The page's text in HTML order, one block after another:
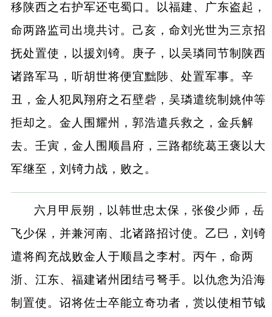
移陕西之右护军还屯蜀口。以福建、广东盗起，
命两路监司出境共讨。己亥，命刘光世为三京招
抚处置使，以援刘锜。庚子，以吴璘同节制陕西
诸路军马，听胡世将便宜黜陟、处置军事。辛
丑，金人犯凤翔府之石壁砦，吴璘遣统制姚仲等
拒却之。金人围耀州，郭浩遣兵救之，金兵解
去。壬寅，金人围顺昌府，三路都统葛王褒以大
军继至，刘锜力战，败之。
六月甲辰朔，以韩世忠太保，张俊少师，岳
飞少保，并兼河南、北诸路招讨使。乙巳，刘锜
遣将阎充战败金人于顺昌之李村。丙午，命两
浙、江东、福建诸州团结弓弩手。以仇悆为沿海
制置使。诏将佐士卒能立奇功者，赏以使相节钺